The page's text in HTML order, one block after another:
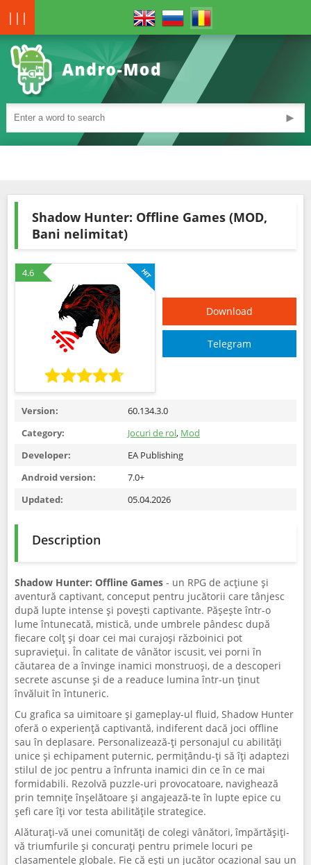
|||
►
Shadow Hunter: Offline Games (MOD,
Bani nelimitat)
4.6
Download
Telegram
Version:
60.134.3.0
Category:
Jocuri de rol, Mod
Developer:
EA Publishing
Android version:
7.0+
Updated:
05.04.2026
Description
Shadow Hunter: Offline Games - un RPG de acțiune și
aventură captivant, conceput pentru jucătorii care tânjesc
după lupte intense și povești captivante. Pășește într-o
lume întunecată, mistică, unde umbrele pândesc după
fiecare colț și doar cei mai curajoși războinici pot
supraviețui. În calitate de vânător iscusit, vei porni în
căutarea de a învinge inamici monstruoși, de a descoperi
secrete ascunse și de a readuce lumina într-un ținut
învăluit în întuneric.
Cu grafica sa uimitoare și gameplay-ul fluid, Shadow Hunter
oferă o experiență captivantă, indiferent dacă joci offline
sau în deplasare. Personalizează-ți personajul cu abilități
unice și echipament puternic, permițându-ți să îți adaptezi
stilul de joc pentru a înfrunta inamici din ce în ce mai
formidabili. Rezolvă puzzle-uri provocatoare, navighează
prin temnițe înșelătoare și angajează-te în lupte epice cu
șefi care îți vor testa abilitățile strategice.
Alăturați-vă unei comunități de colegi vânători, împărtășiți-
vă triumfurile și concurați pentru primele locuri pe
clasamentele globale. Fie că ești un jucător ocazional sau un